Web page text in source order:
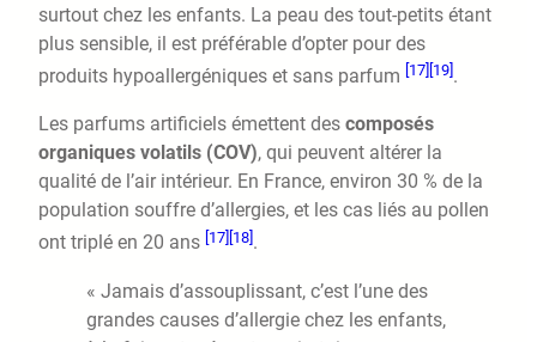
surtout chez les enfants. La peau des tout-petits étant
plus sensible, il est préférable d’opter pour des
produits hypoallergéniques et sans parfum [17] [19] .
Les parfums artificiels émettent des composés
organiques volatils (COV), qui peuvent altérer la
qualité de l’air intérieur. En France, environ 30 % de la
population souffre d’allergies, et les cas liés au pollen
ont triplé en 20 ans [17] [18].
« Jamais d’assouplissant, c’est l’une des
grandes causes d’allergie chez les enfants,